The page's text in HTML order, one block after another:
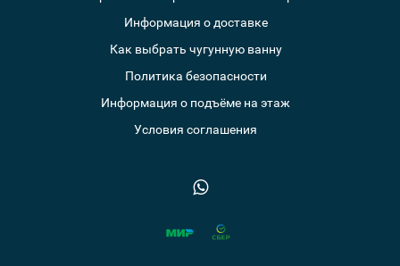
Информация о доставке
Как выбрать чугунную ванну
Политика безопасности
Информация о подъёме на этаж
Условия соглашения